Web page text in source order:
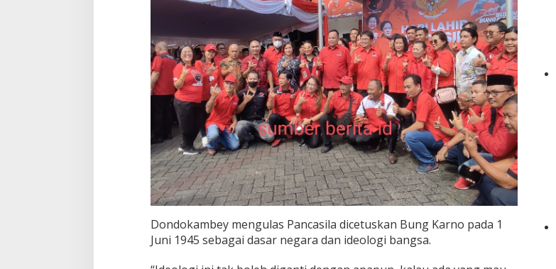
t
n
N
K
R
I
Dondokambey mengulas Pancasila dicetuskan Bung Karno pada 1
Juni 1945 sebagai dasar negara dan ideologi bangsa.